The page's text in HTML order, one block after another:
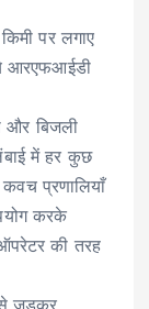
पर लगाए
आरएफआईडी
और बिजली
में हर कुछ
प्रणालियाँ
करके
की तरह